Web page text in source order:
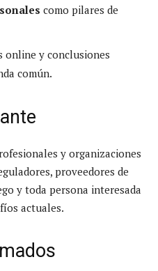
como pilares de
online y conclusiones
común.
y organizaciones
proveedores de
y toda persona interesada
actuales.